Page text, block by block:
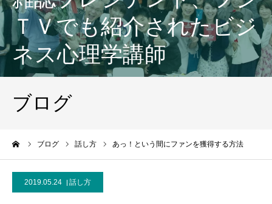
ＴＶでも紹介されたビジ
ネス心理学講師
ブログ
ブログ 話し方 あっ！という間にファンを獲得する方法
2019.05.24 話し方